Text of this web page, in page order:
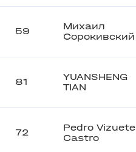
59
Михаил
Сорокивский
81
YUANSHENG
TIAN
72
Pedro Vizuete
Castro